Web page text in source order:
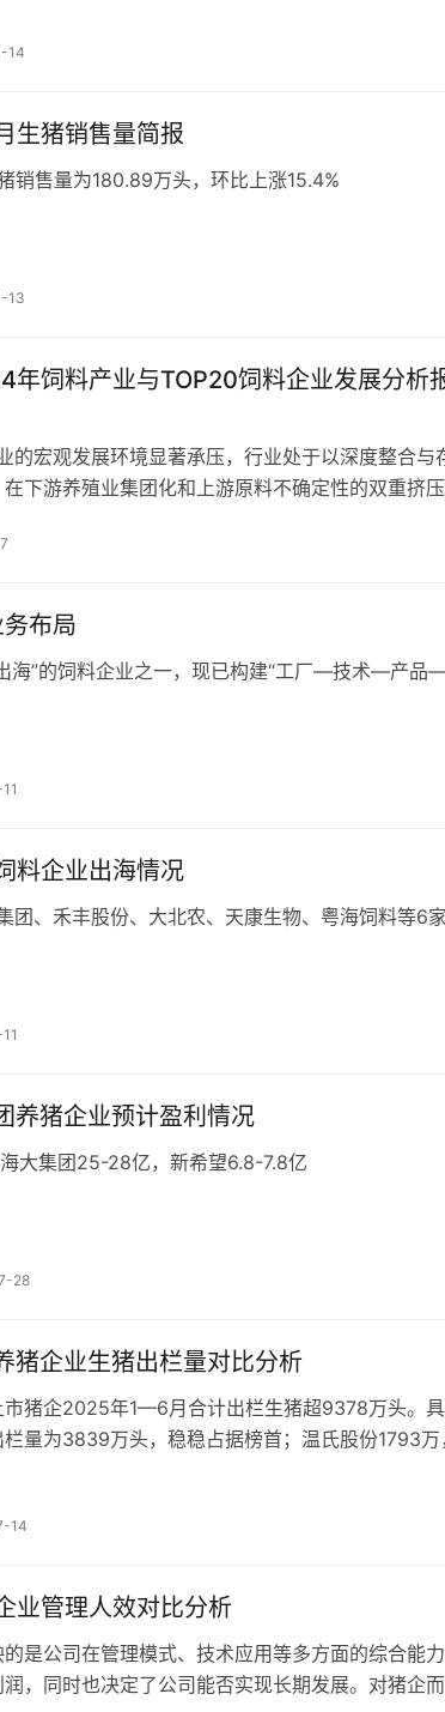
14
生猪销售量简报
销售量为180.89万头，环比上涨15.4%
13
年饲料产业与TOP20饲料企业发展分析
的宏观发展环境显著承压，行业处于以深度整合与
下游养殖业集团化和上游原料不确定性的双重挤压
布局
海”的饲料企业之一，现已构建“工厂—技术—产品
料企业出海情况
团、禾丰股份、大北农、天康生物、粤海饲料等6
养猪企业预计盈利情况
大集团25-28亿，新希望6.8-7.8亿
28
猪企业生猪出栏量对比分析
市猪企2025年1—6月合计出栏生猪超9378万头。
量为3839万头，稳稳占据榜首；温氏股份1793万
14
业管理人效对比分析
是公司在管理模式、技术应用等多方面的综合能
，同时也决定了公司能否实现长期发展。对猪企而